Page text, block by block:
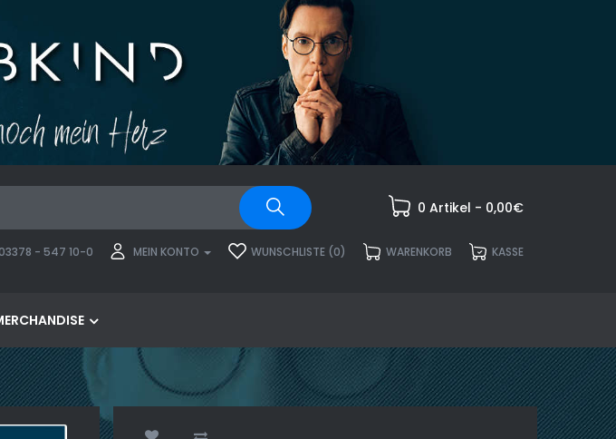
0 Artikel - 0,00€
- 547 10-0 MEIN KONTO WUNSCHLISTE (0) WARENKORB KASSE